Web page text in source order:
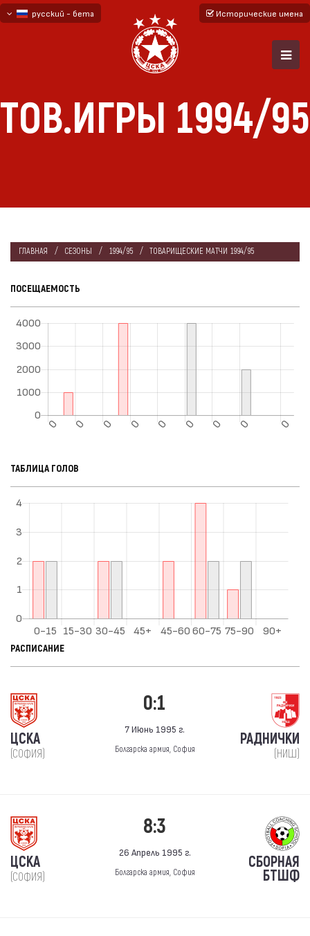
русский - бета
Исторические имена
ТОВ.ИГРЫ 1994/95
ГЛАВНАЯ СЕЗОНЫ 1994/95 ТОВАРИЩЕСКИЕ МАТЧИ 1994/95
ПОСЕЩАЕМОСТЬ
ТАБЛИЦА ГОЛОВ
РАСПИСАНИЕ
ЦСКА
(СОФИЯ)
0:1
7 Июнь 1995 г.
Болгарска армия, София
РАДНИЧКИ
(НИШ)
ЦСКА
(СОФИЯ)
8:3
26 Апрель 1995 г.
Болгарска армия, София
СБОРНАЯ
БТШФ